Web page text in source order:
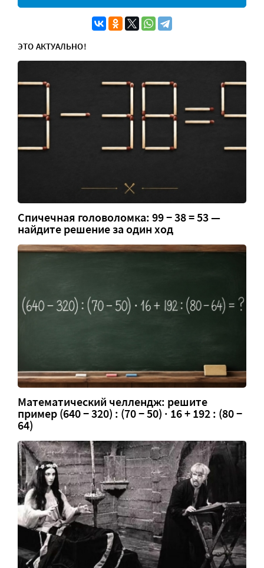
ЭТО АКТУАЛЬНО!
Спичечная головоломка: 99 − 38 = 53 —
найдите решение за один ход
Математический челлендж: решите
пример (640 − 320) : (70 − 50) · 16 + 192 : (80 −
64)